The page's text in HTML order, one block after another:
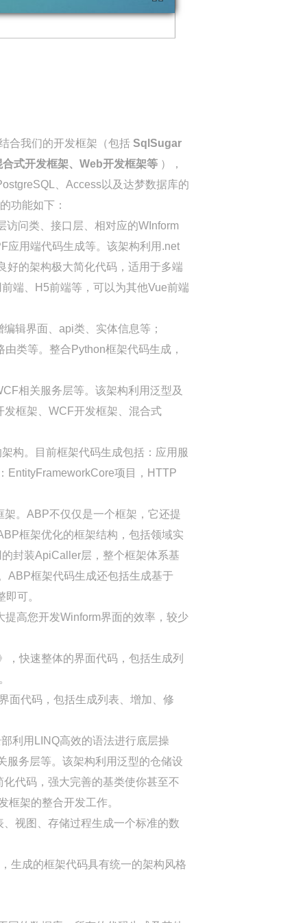
合我们的开发框架（包括 SqlSugar
式开发框架、Web开发框架等 ），
、Access以及达梦数据库的
功能如下：
问类、接口层、相对应的WInform
应用端代码生成等。该架构利用.net
好的架构极大简化代码，适用于多端
端、H5前端等，可以为其他Vue前端
辑界面、api类、实体信息等；
类等。整合Python框架代码生成，
相关服务层等。该架构利用泛型及
框架、WCF开发框架、混合式
构。目前框架代码生成包括：应用服
EntityFrameworkCore项目，HTTP
。ABP不仅仅是一个框架，它还提
框架优化的框架结构，包括领域实
封装ApiCaller层，整个框架体系基
ABP框架代码生成还包括生成基于
可。
高您开发Winform界面的效率，较少
快速整体的界面代码，包括生成列
面代码，包括生成列表、增加、修
利用LINQ高效的语法进行底层操
服务层等。该架构利用泛型的仓储设
代码，强大完善的基类使你甚至不
架的整合开发工作。
视图、存储过程生成一个标准的数
生成的框架代码具有统一的架构风格